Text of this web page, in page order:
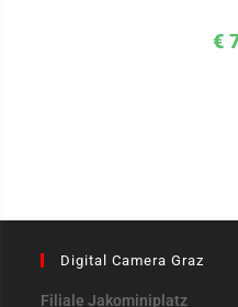
€
Digital Camera Graz
Filiale Jakominiplatz